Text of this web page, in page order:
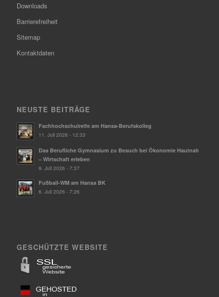
Downloads
Barrierefreiheit
Sitemap
Kontaktdaten
NEUSTE BEITRÄGE
Fachhochschulreife am Hansa-Berufskolleg
11. Juli 2026 - 12:33
Das Berufliche Gymnasium zu Besuch bei Ökonomie Hautnah
– Wirtschaft erleben
9. Juli 2026 - 7:37
Fußball-WM am Hansa BK
6. Juli 2026 - 7:26
GESCHÜTZTE WEBSITE